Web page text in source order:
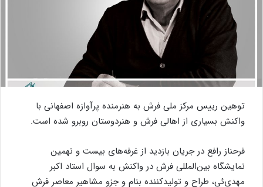
توهین رییس مرکز ملی فرش به هنرمنده پرآوازه اصفهانی با
واکنش بسیاری از اهالی فرش و هنردوستان روبرو شده است.
فرحناز رافع در جریان بازدید از غرفه‌های بیست و نهمین
نمایشگاه بین‌المللی فرش در واکنش به سوال استاد اکبر
مهدی‌ئی، طراح و تولیدکننده بنام و جزو مشاهیر معاصر فرش